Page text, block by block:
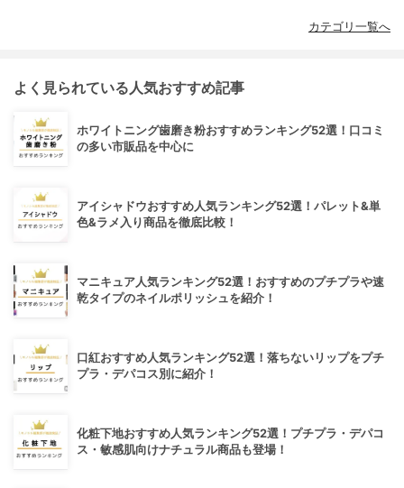
カテゴリ一覧へ
よく見られている人気おすすめ記事
ホワイトニング歯磨き粉おすすめランキング52選！口コミ
の多い市販品を中心に
アイシャドウおすすめ人気ランキング52選！パレット&単
色&ラメ入り商品を徹底比較！
マニキュア人気ランキング52選！おすすめのプチプラや速
乾タイプのネイルポリッシュを紹介！
口紅おすすめ人気ランキング52選！落ちないリップをプチ
プラ・デパコス別に紹介！
化粧下地おすすめ人気ランキング52選！プチプラ・デパコ
ス・敏感肌向けナチュラル商品も登場！